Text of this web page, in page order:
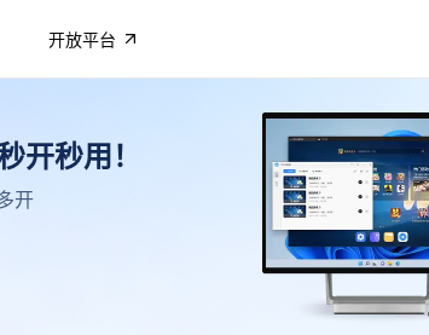
开放平台
开秒用！
开